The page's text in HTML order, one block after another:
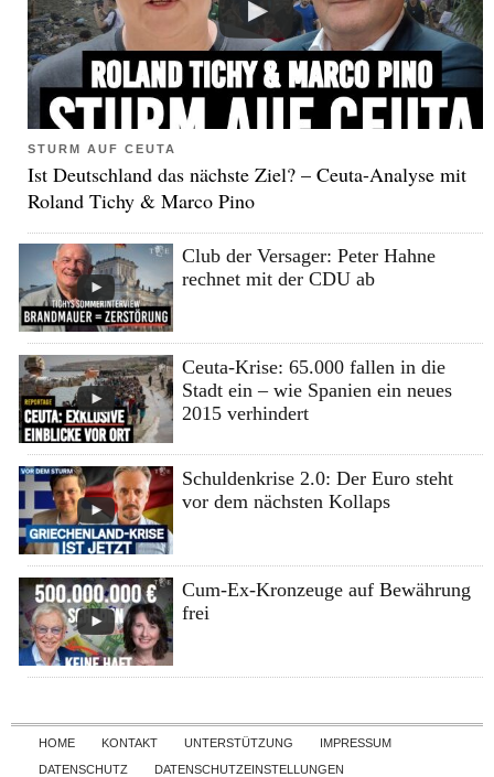
STURM AUF CEUTA
Ist Deutschland das nächste Ziel? – Ceuta-Analyse mit
Roland Tichy & Marco Pino
Club der Versager: Peter Hahne
rechnet mit der CDU ab
Ceuta-Krise: 65.000 fallen in die
Stadt ein – wie Spanien ein neues
2015 verhindert
Schuldenkrise 2.0: Der Euro steht
vor dem nächsten Kollaps
Cum-Ex-Kronzeuge auf Bewährung
frei
Skip to content
HOME KONTAKT UNTERSTÜTZUNG
IMPRESSUM
DATENSCHUTZ
DATENSCHUTZEINSTELLUNGEN